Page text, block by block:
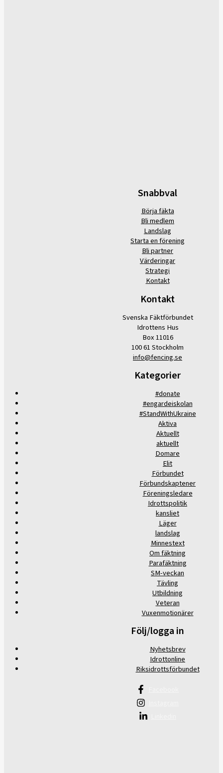
Snabbval
Börja fäkta
Bli medlem
Landslag
Starta en förening
Bli partner
Värderingar
Strategi
Kontakt
Kontakt
Svenska Fäktförbundet
Idrottens Hus
Box 11016
100 61 Stockholm
info@fencing.se
Kategorier
#donate
#engardeiskolan
#StandWithUkraine
Aktiva
Aktuellt
aktuellt
Domare
Elit
Förbundet
Förbundskaptener
Föreningsledare
Idrottspolitik
kansliet
Läger
landslag
Minnestext
Om fäktning
Parafäktning
SM-veckan
Tävling
Utbildning
Veteran
Vuxenmotionärer
Följ/logga in
Nyhetsbrev
Idrottonline
Riksidrottsförbundet